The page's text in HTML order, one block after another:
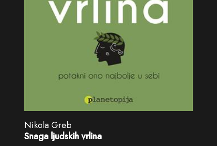
Nikola Greb
Snaga ljudskih vrlina